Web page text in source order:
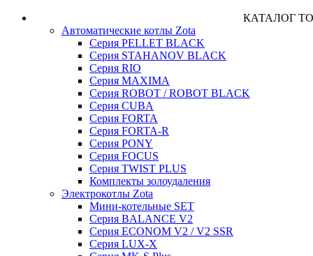
КАТАЛОГ
Автоматические котлы Zota
Серия PELLET BLACK
Серия STAHANOV BLACK
Серия RIO
Серия MAXIMA
Серия ROBOT / ROBOT BLACK
Серия CUBA
Серия FORTA
Серия FORTA-R
Серия PONY
Серия FOCUS
Серия TWIST PLUS
Комплекты золоудаления
Электрокотлы Zota
Мини-котельные SET
Серия BALANCE V2
Серия ECONOM V2 / V2 SSR
Серия LUX-X